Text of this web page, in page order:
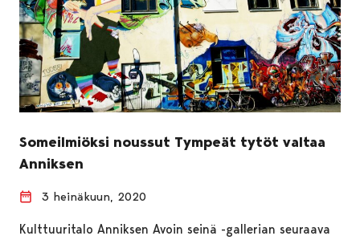
Someilmiöksi noussut Tympeät tytöt valtaa
Anniksen
3 heinäkuun, 2020
Kulttuuritalo Anniksen Avoin seinä -gallerian seuraava